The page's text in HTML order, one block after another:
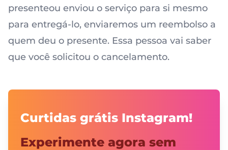
presenteou enviou o serviço para si mesmo
para entregá-lo, enviaremos um reembolso a
quem deu o presente. Essa pessoa vai saber
que você solicitou o cancelamento.
Curtidas grátis Instagram!
Experimente agora sem